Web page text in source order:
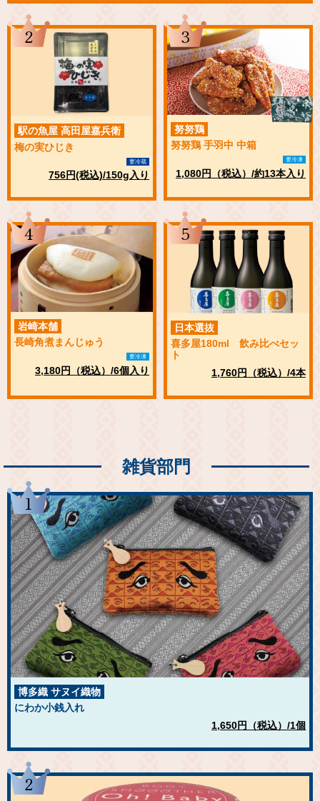
2
駅の魚屋 高田屋嘉兵衛
梅の実ひじき
要冷蔵
756円(税込)/150g入り
3
努努鶏
努努鶏 手羽中 中箱
要冷凍
1,080円（税込）/約13本入り
4
岩崎本舗
長崎角煮まんじゅう
要冷凍
3,180円（税込）/6個入り
5
日本選抜
喜多屋180ml 飲み比べセッ
ト
1,760円（税込）/4本
雑貨部門
1
博多織 サヌイ織物
にわか小銭入れ
1,650円（税込）/1個
2